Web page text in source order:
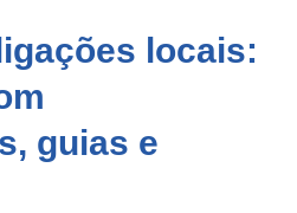
locais:
guias e